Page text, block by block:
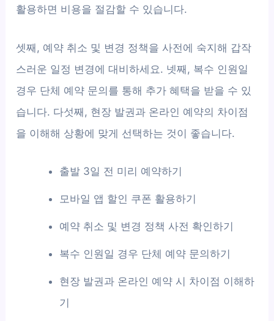
활용하면 비용을 절감할 수 있습니다.
셋째, 예약 취소 및 변경 정책을 사전에 숙지해 갑작
스러운 일정 변경에 대비하세요. 넷째, 복수 인원일
경우 단체 예약 문의를 통해 추가 혜택을 받을 수 있
습니다. 다섯째, 현장 발권과 온라인 예약의 차이점
을 이해해 상황에 맞게 선택하는 것이 좋습니다.
출발 3일 전 미리 예약하기
모바일 앱 할인 쿠폰 활용하기
예약 취소 및 변경 정책 사전 확인하기
복수 인원일 경우 단체 예약 문의하기
현장 발권과 온라인 예약 시 차이점 이해하
기